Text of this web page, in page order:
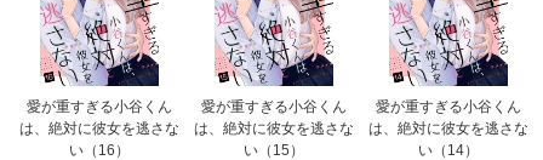
愛が重すぎる小谷くん
は、絶対に彼女を逃さな
い（16）
愛が重すぎる小谷くん
は、絶対に彼女を逃さな
い（15）
愛が重すぎる小谷くん
は、絶対に彼女を逃さな
い（14）